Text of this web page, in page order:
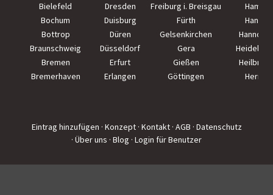
Bielefeld
Dresden Freiburg i. Breisgau
Hamm
Bochum
Duisburg Fürth
Hanau
Bottrop
Düren Gelsenkirchen
Hannover
Braunschweig
Düsseldorf Gera
Bremen
Erfurt Gießen
Heilbronn
Bremerhaven
Erlangen Göttingen Herne
Eintrag hinzufügen · Konzept · Kontakt · AGB · Datenschutz
· Über uns · Blog · Login für Benutzer